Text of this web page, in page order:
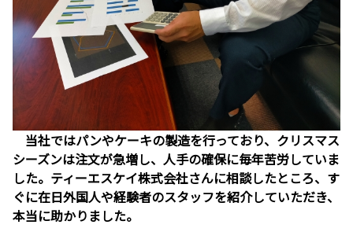
当社ではパンやケーキの製造を行っており、クリスマス
シーズンは注文が急増し、人手の確保に毎年苦労していま
した。ティーエスケイ株式会社さんに相談したところ、す
ぐに在日外国人や経験者のスタッフを紹介していただき、
本当に助かりました。